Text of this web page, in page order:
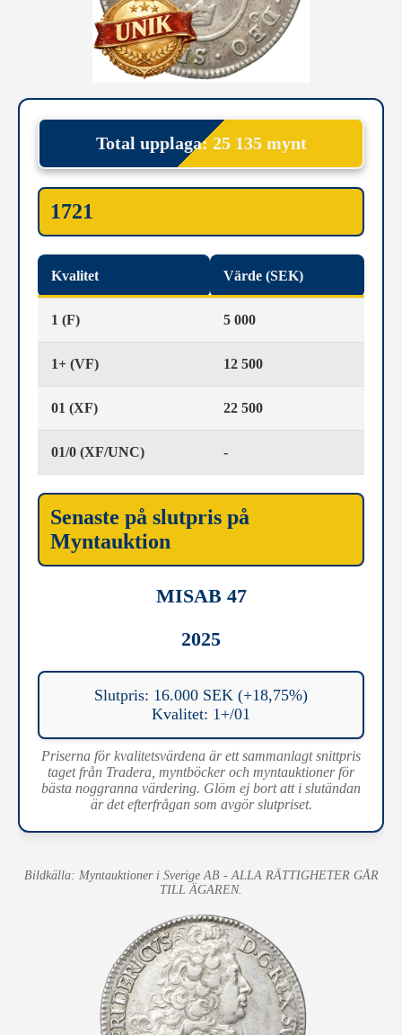
Total upplaga: 25 135 mynt
1721
Kvalitet Värde (SEK)
1 (F) 5 000
1+ (VF) 12 500
01 (XF) 22 500
01/0 (XF/UNC) -
Senaste på slutpris på
Myntauktion
MISAB 47
2025
Slutpris: 16.000 SEK (+18,75%)
Kvalitet: 1+/01
Priserna för kvalitetsvärdena är ett sammanlagt snittpris
taget från Tradera, myntböcker och myntauktioner för
bästa noggranna värdering. Glöm ej bort att i slutändan
är det efterfrågan som avgör slutpriset.
Bildkälla: Myntauktioner i Sverige AB - ALLA RÄTTIGHETER GÅR
TILL ÄGAREN.